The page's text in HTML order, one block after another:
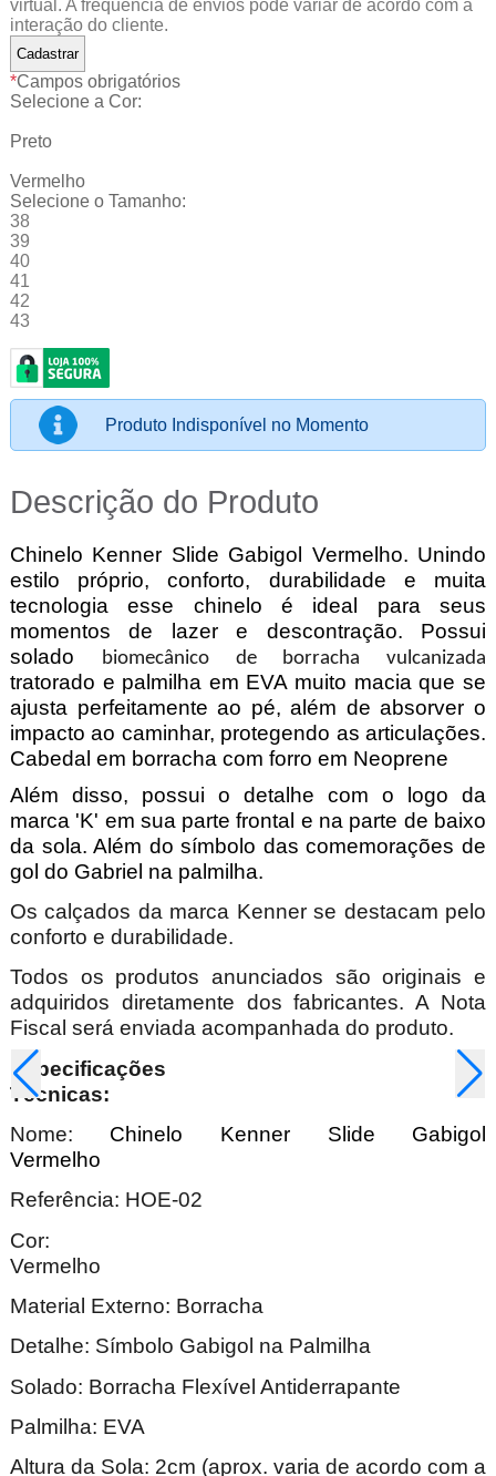
virtual. A frequência de envios pode variar de acordo com a
interação do cliente.
*Campos obrigatórios
Selecione a Cor:
Preto
Vermelho
Selecione o Tamanho:
38
39
40
41
42
43
Produto Indisponível no Momento
Descrição do Produto
Chinelo Kenner Slide Gabigol Vermelho. Unindo
estilo próprio, conforto, durabilidade e muita
tecnologia esse chinelo é ideal para seus
momentos de lazer e descontração. Possui
solado
biomecânico de borracha vulcanizada
tratorado e palmilha em EVA muito macia que se
ajusta perfeitamente ao pé, além de absorver o
impacto ao caminhar, protegendo as articulações.
Cabedal em borracha com forro em Neoprene
Além disso, possui o detalhe com o logo da
marca 'K' em sua parte frontal e na parte de baixo
da sola. Além do símbolo das comemorações de
gol do Gabriel na palmilha.
Os calçados da marca Kenner se destacam pelo
conforto e durabilidade.
Todos os produtos anunciados são originais e
adquiridos diretamente dos fabricantes. A Nota
Fiscal será enviada acompanhada do produto.
Especificações
Nome: Chinelo Kenner Slide Gabigol
Vermelho
Referência: HOE-02
Cor:
Material Externo: Borracha
Detalhe: Símbolo Gabigol na Palmilha
Solado: Borracha Flexível Antiderrapante
Palmilha: EVA
Altura da Sola: 2cm (aprox. varia de acordo com a